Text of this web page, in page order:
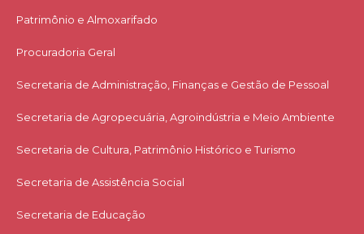
Patrimônio e Almoxarifado
Procuradoria Geral
Secretaria de Administração, Finanças e Gestão de Pessoal
Secretaria de Agropecuária, Agroindústria e Meio Ambiente
Secretaria de Cultura, Patrimônio Histórico e Turismo
Secretaria de Assistência Social
Secretaria de Educação